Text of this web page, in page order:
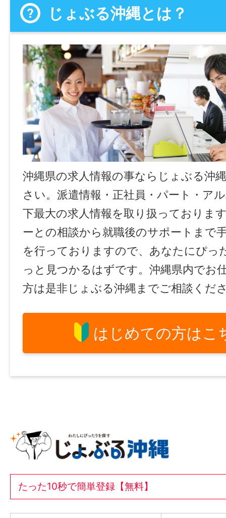
じょぶる沖縄とは？
沖縄県の求人情報の事ならじょぶる沖
さい。派遣情報・正社員・パート・ア
下最大の求人情報を取り扱っておりま
ーとの相談から就職後のサポートまで
を行っておりますので、あなたにぴっ
っと見つかるはずです。沖縄県内でお
方は是非じょぶる沖縄までご相談くだ
はじめての方はこ
たった10秒で簡単登録【無料】